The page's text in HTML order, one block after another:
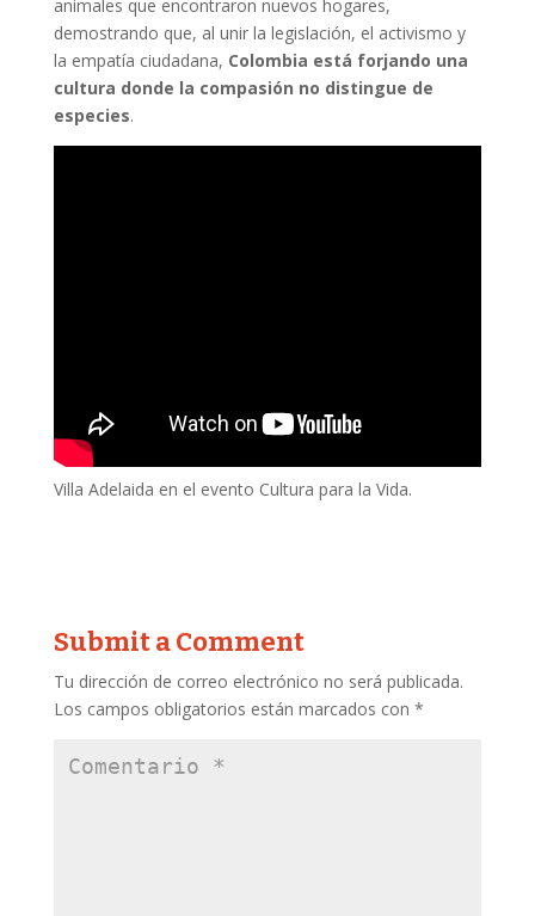
animales que encontraron nuevos hogares,
demostrando que, al unir la legislación, el activismo y
la empatía ciudadana, Colombia está forjando una
cultura donde la compasión no distingue de
especies.
Villa Adelaida en el evento Cultura para la Vida.
Submit a Comment
Tu dirección de correo electrónico no será publicada.
Los campos obligatorios están marcados con *